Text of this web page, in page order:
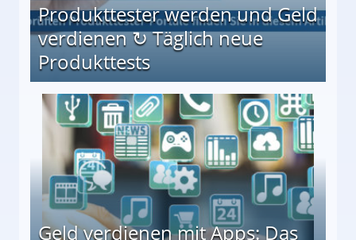
Produkttester werden und Geld
verdienen ↻ Täglich neue
Produkttests
↻ Täglich neue Produkttests
Geld verdienen mit Apps: Das